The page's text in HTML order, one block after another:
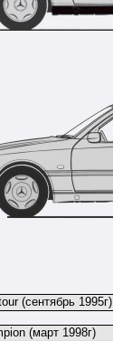
(сентябрь 1995г)
(март 1998г)